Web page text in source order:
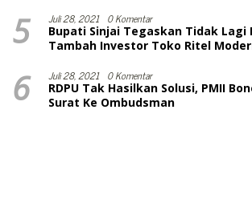
5 Juli 28, 2021 0 Komentar
Bupati Sinjai Tegaskan Tidak Lagi
Tambah Investor Toko Ritel
6 Juli 28, 2021 0 Komentar
RDPU Tak Hasilkan Solusi, PMII
Surat Ke Ombudsman